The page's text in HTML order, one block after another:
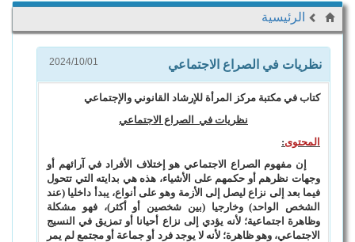
نظريات في الصراع الاجتماعي 2024/10/01
كتاب في مكتبة مركز المرأة للإرشاد القانوني والإجتماعي
نظريات في الصراع الاجتماعي
المحتوى:
إن مفهوم الصراع الاجتماعي هو إختلاف الأفراد في آرائهم أو
وجهات نظرهم أو حكمهم على الأشياء، هذه هي بدايته التي تتحول
فيما بعد إلى نزاع ليصل إلى الأزمة وهو على أنواع، يبدأ داخليا (عند
الشخص الواحد) وخارجيا (بين شخصين أو أكثر)، فهو مشكلة
وظاهرة اجتماعية؛ لأنه يؤدي إلى نزاع أحيانا أو تمزيق في النسيج
الاجتماعي، وهو ظاهرة؛ لأنه لا يوجد فرد أو جماعة أو مجتمع لم يمر